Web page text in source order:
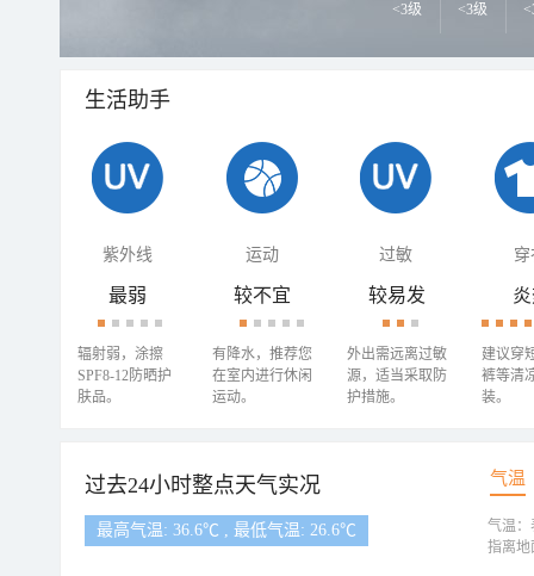
<3级 <3级
生活助手
紫外线 运动 过敏 穿
最弱
辐射弱，涂擦
SPF8-12防晒护
肤品。
较不宜
有降水，推荐您
在室内进行休闲
运动。
较易发
外出需远离过敏
源，适当采取防
护措施。
建议穿
裤等清
装。
过去24小时整点天气实况 气温
最高气温: 36.6℃ , 最低气温: 26.6℃
气温：
指离地